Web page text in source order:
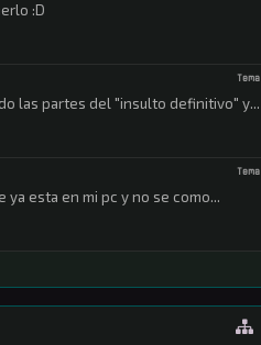
:D
Tema
las partes del "insulto definitivo" y...
Tema
esta en mi pc y no se como...